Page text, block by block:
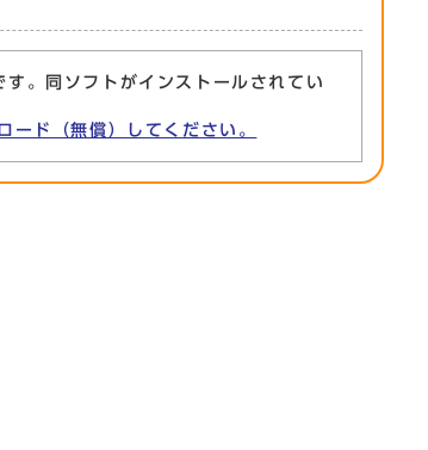
。同ソフトがインストールされてい
ド（無償）してください。